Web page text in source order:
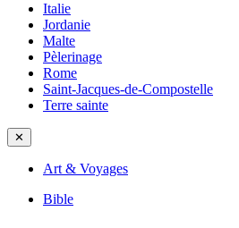
Italie
Jordanie
Malte
Pèlerinage
Rome
Saint-Jacques-de-Compostelle
Terre sainte
✕
Art & Voyages
Bible